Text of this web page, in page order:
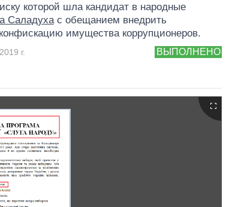
которой шла кандидат в народные
Саладухас обещанием внедрить
имущества коррупционеров.
ВЫПОЛНЕНО
г.